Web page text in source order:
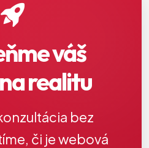
váš
realitu
bez
či je webová